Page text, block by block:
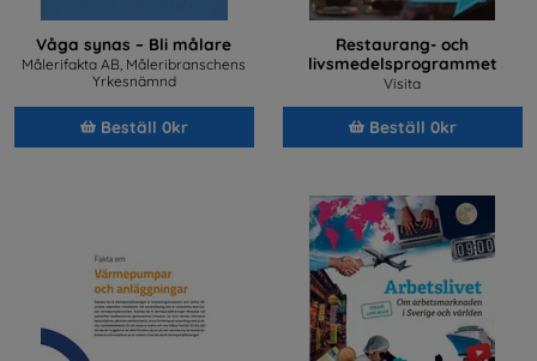
Våga synas – Bli målare
Målerifakta AB, Måleribranschens
Yrkesnämnd
Beställ 0kr
Restaurang- och
livsmedelsprogrammet
Visita
Beställ 0kr